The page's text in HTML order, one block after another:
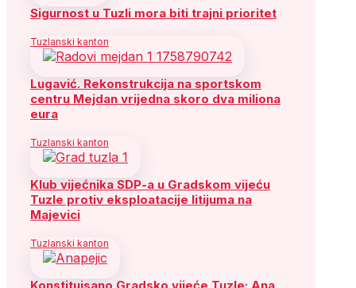
Sigurnost u Tuzli mora biti trajni prioritet
Tuzlanski kanton
Lugavić. Rekonstrukcija na sportskom
centru Mejdan vrijedna skoro dva miliona
eura
Tuzlanski kanton
Klub vijećnika SDP-a u Gradskom vijeću
Tuzle protiv eksploatacije litijuma na
Majevici
Tuzlanski kanton